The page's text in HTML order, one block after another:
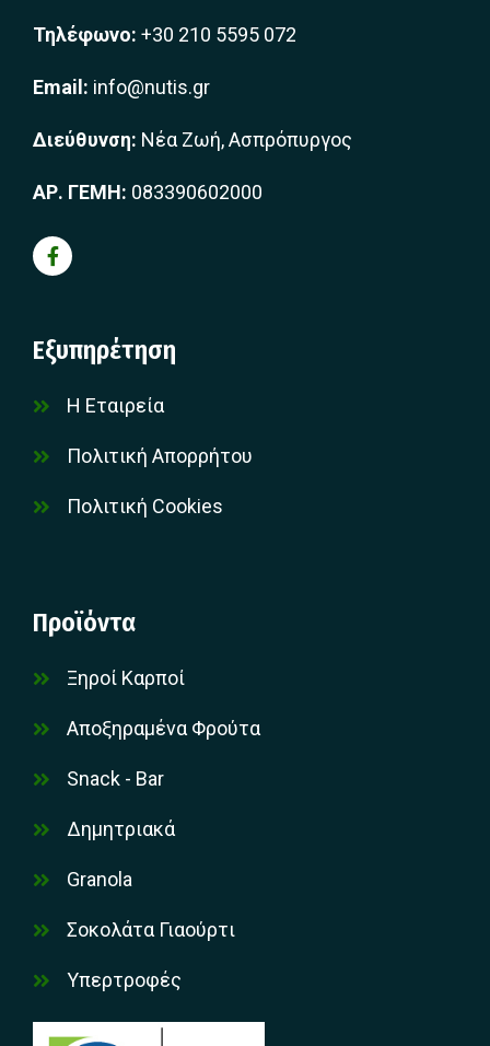
Τηλέφωνο: +30 210 5595 072
Email: info@nutis.gr
Διεύθυνση: Νέα Ζωή, Ασπρόπυργος
ΑΡ. ΓΕΜΗ: 083390602000
Εξυπηρέτηση
Η Εταιρεία
Πολιτική Απορρήτου
Πολιτική Cookies
Προϊόντα
Ξηροί Καρποί
Αποξηραμένα Φρούτα
Snack - Bar
Δημητριακά
Granola
Σοκολάτα Γιαούρτι
Υπερτροφές